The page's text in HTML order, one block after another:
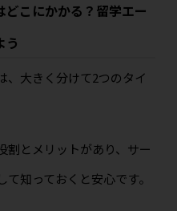
こにかかる？留学エー
う
、大きく分けて2つのタイ
割とメリットがあり、サー
知っておくと安心です。